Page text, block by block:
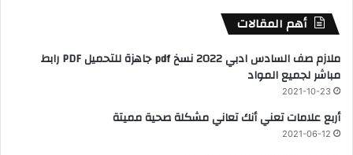
أهم المقالات
ملازم صف السادس ادبي 2022 نسخ pdf جاهزة للتحميل PDF رابط
مباشر لجميع المواد
2021-10-23
أربع علامات تعني أنك تعاني مشكلة صحية مميتة
2021-06-12